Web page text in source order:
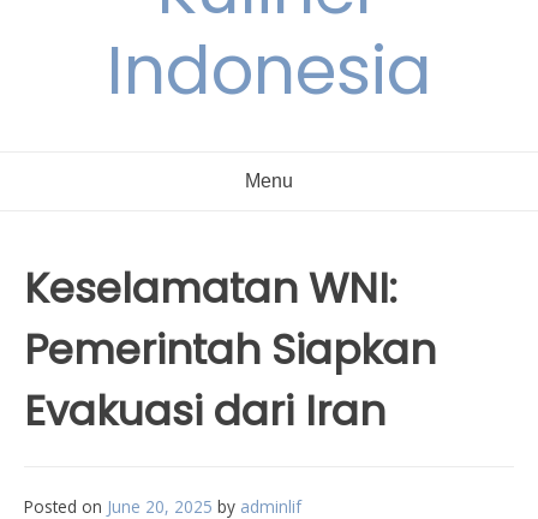
Indonesia
Menu
Keselamatan WNI:
Pemerintah Siapkan
Evakuasi dari Iran
Posted on June 20, 2025 by adminlif